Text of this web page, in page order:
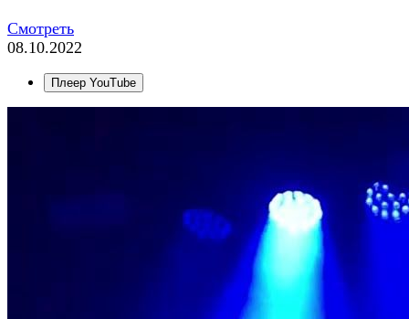
Смотреть
08.10.2022
Плеер YouTube